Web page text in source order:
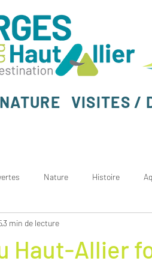
VISITES /
Nature Histoire
Haut-Allier
3 min de lecture